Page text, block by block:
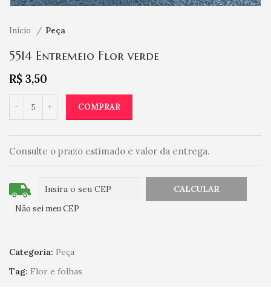
Início Peça
5514 Entremeio Flor verde
R$ 3,50
COMPRAR
Consulte o prazo estimado e valor da entrega.
Não sei meu CEP
Categoria: Peça
Tag: Flor e folhas